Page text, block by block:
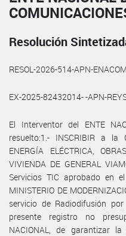
Resolución
RESOL-2026-514-APN-
EX-2025-82432014- -APN-
El Interventor del ENTE
resuelto:1.- INSCRIBIR a la
ENERGÍA ELÉCTRICA,
VIVIENDA DE GENERAL
Servicios TIC aprobado en
MINISTERIO DE
servicio de Radiodifusión
presente registro no
NACIONAL, de garantizar